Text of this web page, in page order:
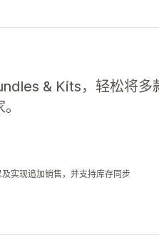
& Kits，轻松将多
实现追加销售，并支持库存同步